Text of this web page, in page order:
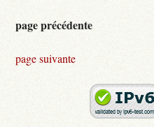
page précédente
page suivante